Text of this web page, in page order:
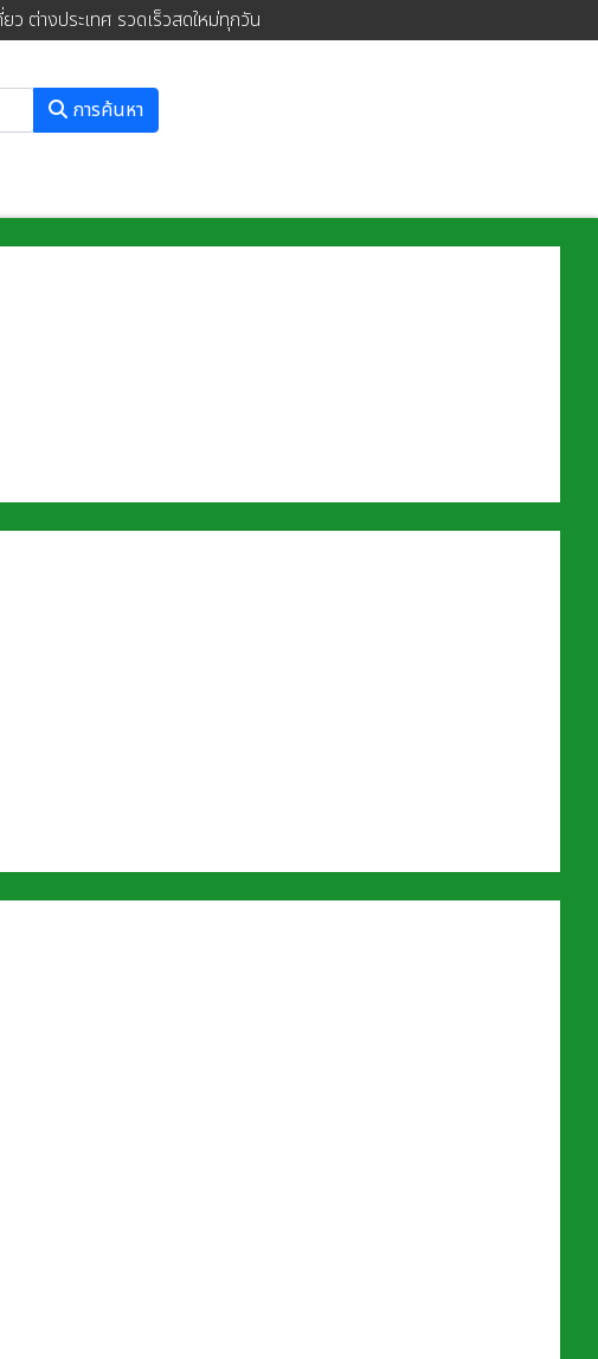
ต่างประเทศ รวดเร็วสดใหม่ทุกวัน
การค้นหา